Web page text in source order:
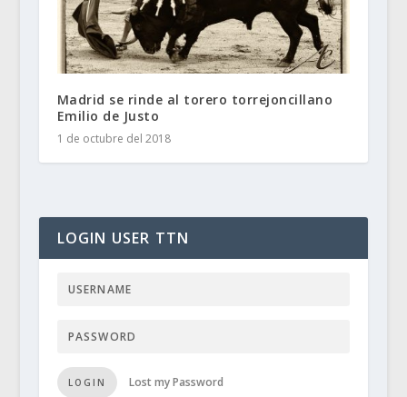
Madrid se rinde al torero torrejoncillano
Emilio de Justo
1 de octubre del 2018
LOGIN USER TTN
LOGIN Lost my Password